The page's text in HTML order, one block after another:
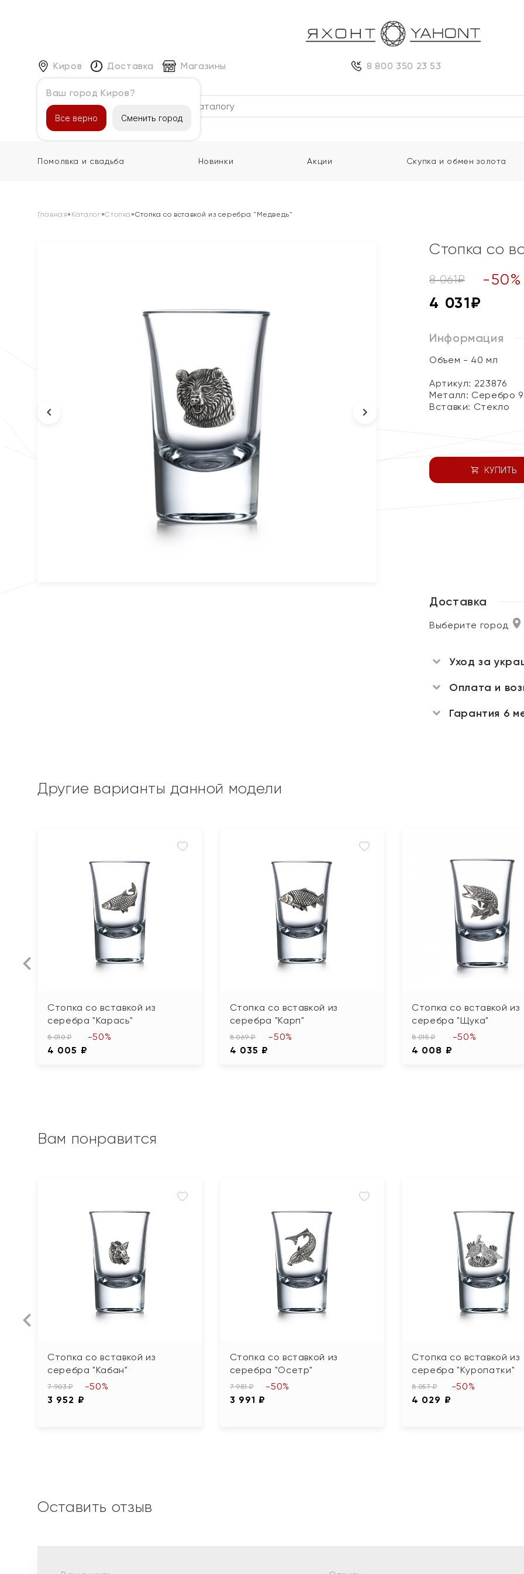
Киров
Ваш город Киров?
Все верно Сменить город
Доставка Магазины 8 800 350 23 53
Каталог
Помолвка и свадьба Новинки Акции Скупка и обмен золота
Главная» Каталог»Стопка »Стопка со вставкой из серебра "Медведь"
Стопка со
8 061₽ -50%
4 031₽
Информация
Объем - 40 мл
Артикул: 223876
Металл: Серебро
Вставки: Стекло
КУПИТЬ
Доставка
Выберите город
Уход за
Оплата и
Гарантия 6
Другие варианты данной модели
Стопка со вставкой из
серебра "Карась"
8 010 ₽
4 005 ₽
-50%
Стопка со вставкой из
серебра "Карп"
8 069 ₽
4 035 ₽
-50%
Стопка со вставкой из
серебра "Щука"
8 015 ₽
4 008 ₽
-50%
Вам понравится
Стопка со вставкой из
серебра "Кабан"
7 903 ₽
3 952 ₽
-50%
Стопка со вставкой из
серебра "Осетр"
7 981 ₽
3 991 ₽
-50%
Стопка со вставкой из
серебра "Куропатки"
8 057 ₽
4 029 ₽
-50%
Оставить отзыв